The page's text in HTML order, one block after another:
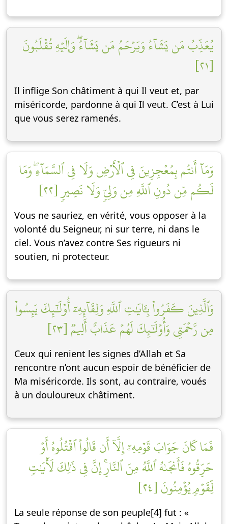
يُعَذِّبُ مَن يَشَآءُ وَيَرۡحَمُ مَن يَشَآءُۖ وَإِلَيۡهِ تُقۡلَبُونَ
[٢١]
Il inflige Son châtiment à qui Il veut et, par
miséricorde, pardonne à qui Il veut. C’est à Lui
que vous serez ramenés.
وَمَآ أَنتُم بِمُعۡجِزِينَ فِي ٱلۡأَرۡضِ وَلَا فِي ٱلسَّمَآءِۖ وَمَا
لَكُم مِّن دُونِ ٱللَّهِ مِن وَلِيّٖ وَلَا نَصِيرٖ [٢٢]
Vous ne sauriez, en vérité, vous opposer à la
volonté du Seigneur, ni sur terre, ni dans le
ciel. Vous n’avez contre Ses rigueurs ni
soutien, ni protecteur.
وَٱلَّذِينَ كَفَرُواْ بِـَٔايَٰتِ ٱللَّهِ وَلِقَآئِهِۦٓ أُوْلَٰٓئِكَ يَئِسُواْ
مِن رَّحۡمَتِي وَأُوْلَٰٓئِكَ لَهُمۡ عَذَابٌ أَلِيمٞ [٢٣]
Ceux qui renient les signes d’Allah et Sa
rencontre n’ont aucun espoir de bénéficier de
Ma miséricorde. Ils sont, au contraire, voués
à un douloureux châtiment.
فَمَا كَانَ جَوَابَ قَوۡمِهِۦٓ إِلَّآ أَن قَالُواْ ٱقۡتُلُوهُ أَوۡ
حَرِّقُوهُ فَأَنجَىٰهُ ٱللَّهُ مِنَ ٱلنَّارِۚ إِنَّ فِي ذَٰلِكَ لَأٓيَٰتٖ
لِّقَوۡمٖ يُؤۡمِنُونَ [٢٤]
La seule réponse de son peuple[4] fut : «